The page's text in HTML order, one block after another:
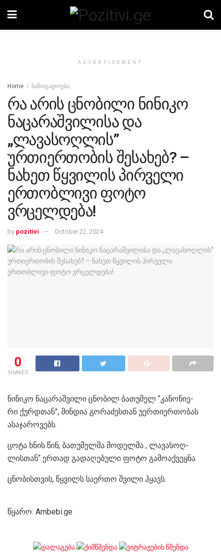
ADVERTISEMENT
Home საზოგადოება
რა არის ცნობილი ნინიკო
ნაცარაშვილისა და
„ლავასოღლის”
ურთიერთობის შესახებ? –
ნახეთ წყვილის პირველი
ერთობლივი ფოტო
ვრცელდება!
by pozitivi October 22, 2024
0
SHARES
ნი­ნი­კო ნა­ცა­რაშ­ვილი ცნო­ბი­ლ ბა­თუ­მე­ლ “კა­ნო­ნი­ე­
რი ქურ­დთან”, მინ­დია გო­რა­ძესთან უერთიერთობას
ასაჯაროვებს.
ცოტა ხნის წინ, ბათუმელმა მოდელმა , ლა­ვა­ს­ოღ­
ლისთან“ ერთად გადაღებული ფოტო გამოაქვეყნა.
ცნობისთვის, წყვილს საერთო შვილი ჰყავს.
წყარო: Ambebi.ge